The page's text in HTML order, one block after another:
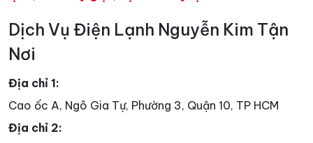
Dịch Vụ Điện Lạnh Nguyễn Kim Tận
Nơi
Địa chỉ 1:
Cao ốc A, Ngô Gia Tự, Phường 3, Quận 10, TP HCM
Địa chỉ 2: